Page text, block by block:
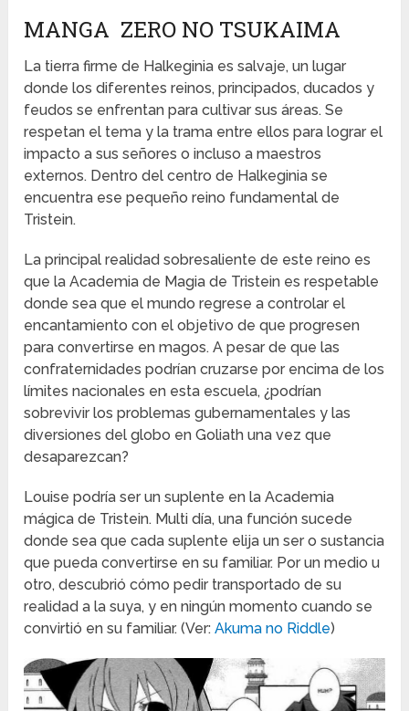
MANGA ZERO NO TSUKAIMA
La tierra firme de Halkeginia es salvaje, un lugar
donde los diferentes reinos, principados, ducados y
feudos se enfrentan para cultivar sus áreas. Se
respetan el tema y la trama entre ellos para lograr el
impacto a sus señores o incluso a maestros
externos. Dentro del centro de Halkeginia se
encuentra ese pequeño reino fundamental de
Tristein.
La principal realidad sobresaliente de este reino es
que la Academia de Magia de Tristein es respetable
donde sea que el mundo regrese a controlar el
encantamiento con el objetivo de que progresen
para convertirse en magos. A pesar de que las
confraternidades podrían cruzarse por encima de los
límites nacionales en esta escuela, ¿podrían
sobrevivir los problemas gubernamentales y las
diversiones del globo en Goliath una vez que
desaparezcan?
Louise podría ser un suplente en la Academia
mágica de Tristein. Multi día, una función sucede
donde sea que cada suplente elija un ser o sustancia
que pueda convertirse en su familiar. Por un medio u
otro, descubrió cómo pedir transportado de su
realidad a la suya, y en ningún momento cuando se
convirtió en su familiar. (Ver:Akuma no Riddle)